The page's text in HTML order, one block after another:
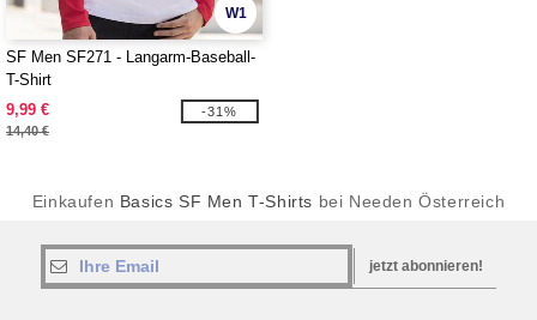
W1
SF Men SF271 - Langarm-Baseball-
T-Shirt
9,99 €
14,40 €
-31%
Einkaufen Basics SF Men T-Shirts bei Needen Österreich
jetzt abonnieren!